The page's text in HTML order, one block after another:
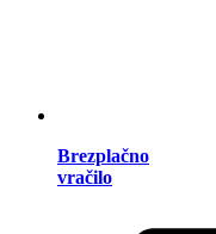
Brezplačno
vračilo